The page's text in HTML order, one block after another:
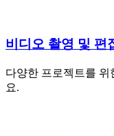
비디오 촬영 및 편
다양한 프로젝트를 위
요.